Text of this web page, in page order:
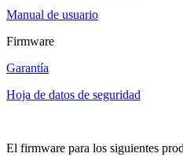
Manual de usuario
Firmware
Garantía
Hoja de datos de seguridad
El firmware para los siguientes